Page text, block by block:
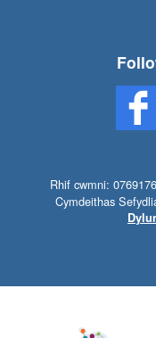
Rhif cwmni:
Cymdeithas